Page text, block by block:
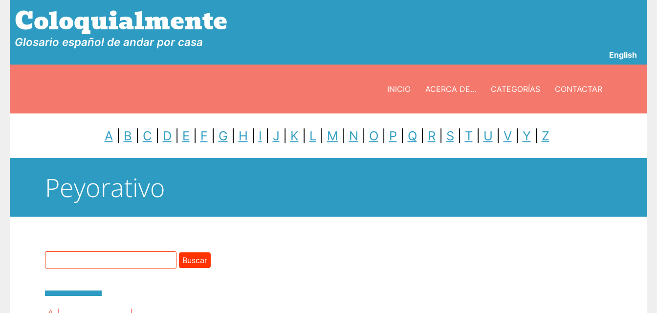
Coloquialmente
Glosario español de andar por casa
English
INICIO ACERCA DE... CATEGORÍAS CONTACTAR
A B C D E F G H I J K L| M N O P Q R S T| U V| Y Z
Peyorativo